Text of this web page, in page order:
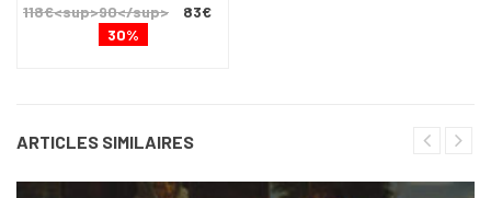
118€<sup>90</sup>
83€
30%
ARTICLES SIMILAIRES